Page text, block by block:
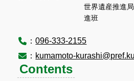
世界遺産推進
進班
：096-333-2155
： kumamoto-
Contents